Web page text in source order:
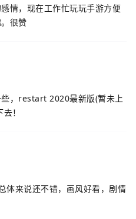
情，现在工作忙玩玩手游方便
很赞
，restart 2020最新版(暂未上
！
来说还不错，画风好看，剧情